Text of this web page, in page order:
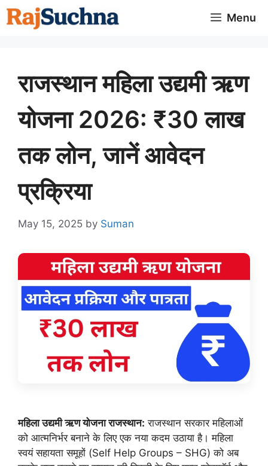
Skip
to
Menu
राजस्थान महिला उद्यमी ऋण
योजना 2026: ₹30 लाख
तक लोन, जानें आवेदन
प्रक्रिया
May 15, 2025 by Suman
महिला उद्यमी ऋण योजना राजस्थान: राजस्थान सरकार महिलाओं
को आत्मनिर्भर बनाने के लिए एक नया कदम उठाया है। महिला
स्वयं सहायता समूहों (Self Help Groups – SHG) को अब